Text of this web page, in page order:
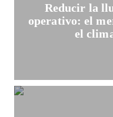
Reducir la
operativo: el
el